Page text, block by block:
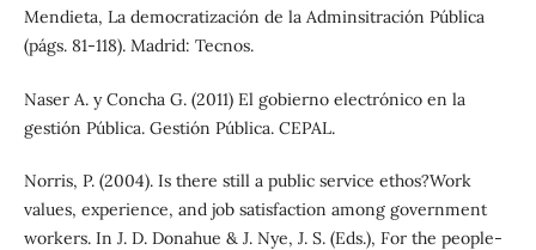
Mendieta, La democratización de la Adminsitración Pública
(págs. 81-118). Madrid: Tecnos.
Naser A. y Concha G. (2011) El gobierno electrónico en la
gestión Pública. Gestión Pública. CEPAL.
Norris, P. (2004). Is there still a public service ethos?Work
values, experience, and job satisfaction among government
workers. In J. D. Donahue & J. Nye, J. S. (Eds.), For the people-